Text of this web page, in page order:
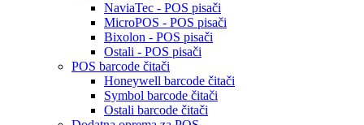
NaviaTec - POS pisači
MicroPOS - POS pisači
Bixolon - POS pisači
Ostali - POS pisači
POS barcode čitači
Honeywell barcode čitači
Symbol barcode čitači
Ostali barcode čitači